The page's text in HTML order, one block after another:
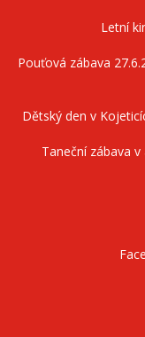
Letní
Pouťová zábava
Dětský den v
Taneční zábava v